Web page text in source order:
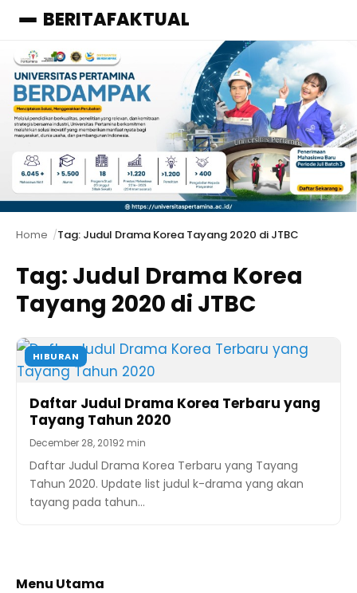
MenuBERITAFAKTUAL
Home Tag: Judul Drama Korea Tayang 2020 di JTBC
Tag: Judul Drama Korea
Tayang 2020 di JTBC
HIBURAN
Daftar Judul Drama Korea Terbaru yang
Tayang Tahun 2020
December 28, 20192 min
Daftar Judul Drama Korea Terbaru yang Tayang
Tahun 2020. Update list judul k-drama yang akan
tayang pada tahun…
Menu Utama